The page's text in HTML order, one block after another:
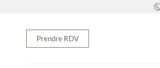
contenu
Prendre RDV